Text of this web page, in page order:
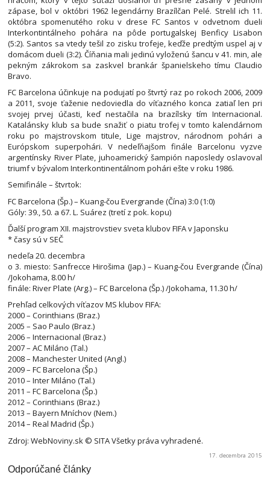
zápase, bol v októbri 1962 legendárny Brazílčan Pelé. Strelil ich 11.
októbra spomenutého roku v drese FC Santos v odvetnom dueli
Interkontintálneho pohára na pôde portugalskej Benficy Lisabon
(5:2). Santos sa vtedy tešil zo zisku trofeje, keďže predtým uspel aj v
domácom dueli (3:2). Číňania mali jedinú vyloženú šancu v 41. min, ale
pekným zákrokom sa zaskvel brankár španielskeho tímu Claudio
Bravo.
FC Barcelona účinkuje na podujatí po štvrtý raz po rokoch 2006, 2009
a 2011, svoje ťaženie nedoviedla do víťazného konca zatiaľ len pri
svojej prvej účasti, keď nestačila na brazílsky tím Internacional.
Katalánsky klub sa bude snažiť o piatu trofej v tomto kalendárnom
roku po majstrovskom titule, Lige majstrov, národnom pohári a
Európskom superpohári. V nedeľňajšom finále Barcelonu vyzve
argentínsky River Plate, juhoamerický šampión naposledy oslavoval
triumf v bývalom Interkontinentálnom pohári ešte v roku 1986.
Semifinále – štvrtok:
FC Barcelona (Šp.) – Kuang-čou Evergrande (Čína) 3:0 (1:0)
Góly: 39., 50. a 67. L. Suárez (tretí z pok. kopu)
Ďalší program XII. majstrovstiev sveta klubov FIFA v Japonsku
* časy sú v SEČ
nedeľa 20. decembra
o 3. miesto: Sanfrecce Hirošima (Jap.) – Kuang-čou Evergrande (Čína)
/Jokohama, 8.00 h/
finále: River Plate (Arg.) – FC Barcelona (Šp.) /Jokohama, 11.30 h/
Prehľad celkových víťazov MS klubov FIFA:
2000 – Corinthians (Braz.)
2005 – Sao Paulo (Braz.)
2006 – Internacional (Braz.)
2007 – AC Miláno (Tal.)
2008 – Manchester United (Angl.)
2009 – FC Barcelona (Šp.)
2010 – Inter Miláno (Tal.)
2011 – FC Barcelona (Šp.)
2012 – Corinthians (Braz.)
2013 – Bayern Mníchov (Nem.)
2014 – Real Madrid (Šp.)
Zdroj: WebNoviny.sk © SITA Všetky práva vyhradené.
17. decembra 2015
Odporúčané články